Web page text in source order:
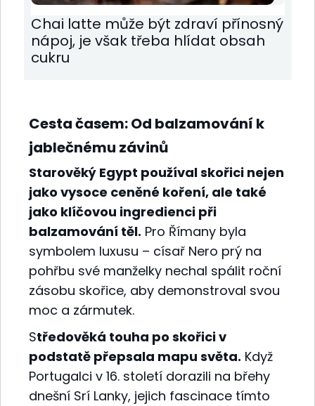
Chai latte může být zdraví přínosný
nápoj, je však třeba hlídat obsah
cukru
Cesta časem: Od balzamování k
jablečnému závinů
Starověký Egypt používal skořici nejen
jako vysoce ceněné koření, ale také
jako klíčovou ingredienci při
balzamování těl. Pro Římany byla
symbolem luxusu – císař Nero prý na
pohřbu své manželky nechal spálit roční
zásobu skořice, aby demonstroval svou
moc a zármutek.
Středověká touha po skořici v
podstatě přepsala mapu světa. Když
Portugalci v 16. století dorazili na břehy
dnešní Srí Lanky, jejich fascinace tímto